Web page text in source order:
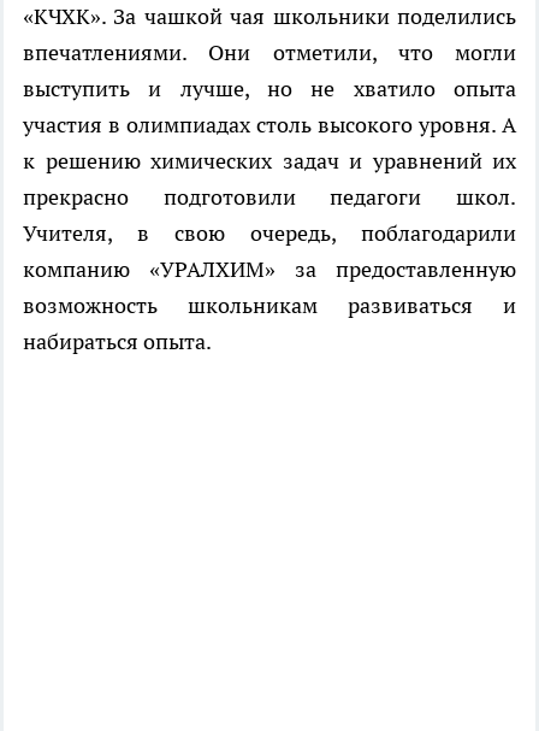
«КЧХК». За чашкой чая школьники поделились
впечатлениями. Они отметили, что могли
выступить и лучше, но не хватило опыта
участия в олимпиадах столь высокого уровня. А
к решению химических задач и уравнений их
прекрасно подготовили педагоги школ.
Учителя, в свою очередь, поблагодарили
компанию «УРАЛХИМ» за предоставленную
возможность школьникам развиваться и
набираться опыта.